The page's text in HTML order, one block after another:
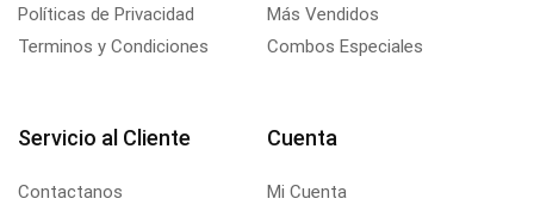
Políticas de Privacidad
Terminos y Condiciones
Más Vendidos
Combos Especiales
Servicio al Cliente
Contactanos
Cuenta
Mi Cuenta